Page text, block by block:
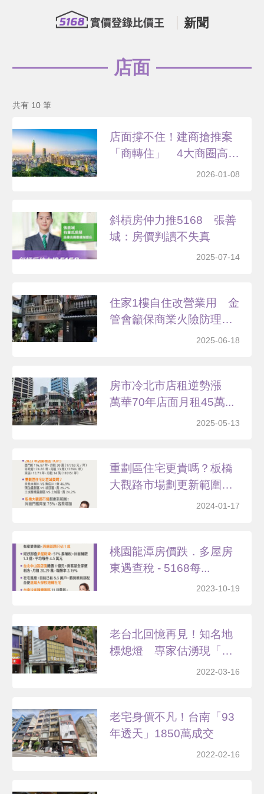
新聞
店面
共有 10 筆
店面撐不住！建商搶推案
「商轉住」 4大商圈高
2026-01-08
斜槓房仲力推5168 張善
城：房價判讀不失真
2025-07-14
住家1樓自住改營業用 金
管會籲保商業火險防理
2025-06-18
房市冷北市店租逆勢漲
萬華70年店面月租45萬...
2025-05-13
重劃區住宅更貴嗎？板橋
大觀路市場劃更新範圍享
2024-01-17
桃園龍潭房價跌．多屋房
東遇查稅 - 5168每...
2023-10-19
老台北回憶再見！知名地
標熄燈 專家估湧現「危
2022-03-16
老宅身價不凡！台南「93
年透天」1850萬成交
2022-02-16